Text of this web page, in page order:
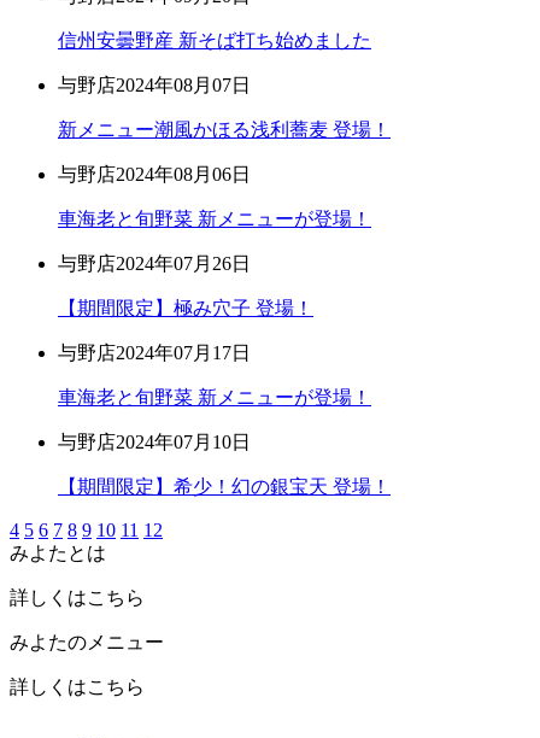
信州安曇野産 新そば打ち始めました
与野店2024年08月07日
新メニュー潮風かほる浅利蕎麦 登場！
与野店2024年08月06日
車海老と旬野菜 新メニューが登場！
与野店2024年07月26日
【期間限定】極み穴子 登場！
与野店2024年07月17日
車海老と旬野菜 新メニューが登場！
与野店2024年07月10日
【期間限定】希少！幻の銀宝天 登場！
4 5 6 7 8 9 10 11 12
みよたとは
詳しくはこちら
みよたのメニュー
詳しくはこちら